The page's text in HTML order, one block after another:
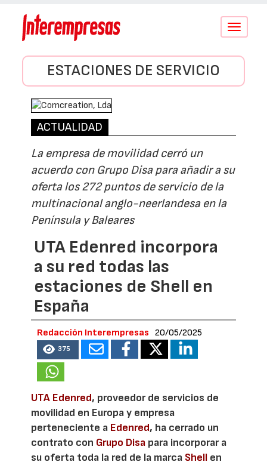
Conmutar
ESTACIONES DE SERVICIO
ACTUALIDAD
La empresa de movilidad cerró un
acuerdo con Grupo Disa para añadir a su
oferta los 272 puntos de servicio de la
multinacional anglo-neerlandesa en la
Península y Baleares
UTA Edenred incorpora
a su red todas las
estaciones de Shell en
España
Redacción Interempresas 20/05/2025
375
UTA Edenred, proveedor de servicios de
movilidad en Europa y empresa
perteneciente a Edenred, ha cerrado un
contrato con Grupo Disa para incorporar a
su oferta toda la red de la marca Shell en